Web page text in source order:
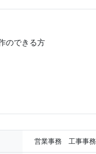
のできる方
営業事務 工事事務